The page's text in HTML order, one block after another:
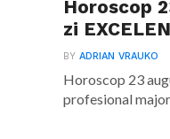
Horoscop
zi
BYADRIAN VRAUKO
Horoscop 23
profesional